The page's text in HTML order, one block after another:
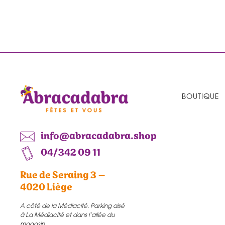
info@abracadabra.shop
04/342 09 11
Rue de Seraing 3 –
4020 Liège
A côté de la Médiacité. Parking aisé
à La Médiacité et dans l’allée du
BOUTIQUE